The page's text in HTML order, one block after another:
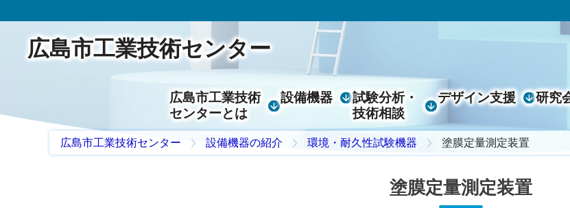
広島市工業技術センター
広島市工業技術
センターとは
設備機器
試験分析・
技術相談
デザイン支援 研究
広島市工業技術センター 設備機器の紹介 環境・耐久性試験機器 塗膜定量測定装置
塗膜定量測定装置